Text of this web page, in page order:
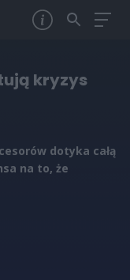
kryzys
dotyka całą
na to, że